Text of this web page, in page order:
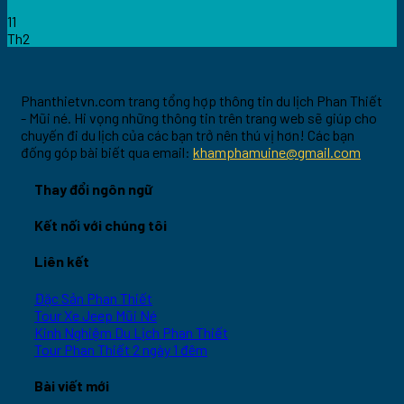
11
Th2
Phanthietvn.com trang tổng hợp thông tin du lịch Phan Thiết
- Mũi né. Hi vọng những thông tin trên trang web sẽ giúp cho
chuyến đi du lịch của các bạn trở nên thú vị hơn! Các bạn
đống góp bài biết qua email: khamphamuine@gmail.com
Thay đổi ngôn ngữ
Kết nối với chúng tôi
Liên kết
Đặc Sản Phan Thiết
Tour Xe Jeep Mũi Né
Kinh Nghiệm Du Lịch Phan Thiết
Tour Phan Thiết 2 ngày 1 đêm
Bài viết mới